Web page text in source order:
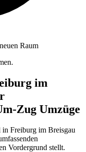
Raum
im
Zug Umzüge
in Freiburg im Breisgau
Vordergrund stellt.